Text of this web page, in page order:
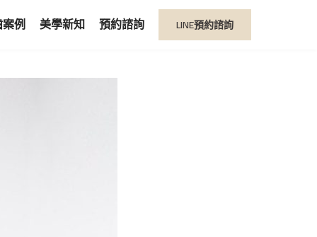
例 美學新知 預約諮詢 LINE預約諮詢